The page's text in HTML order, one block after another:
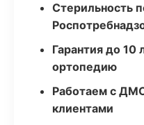
Стерильность
Гарантия до 10
ортопедию
Работаем с
клиентами